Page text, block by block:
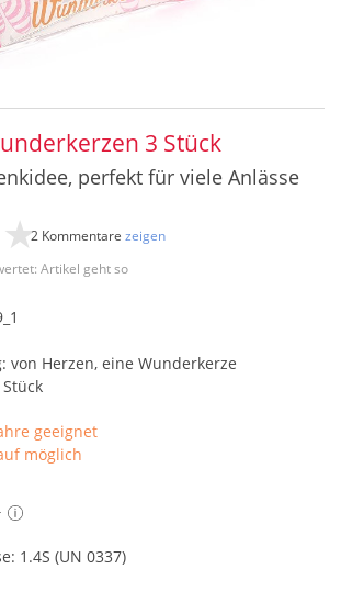
3 Stück
perfekt für viele Anlässe
Artikel geht so
2 Kommentare zeigen
von Herzen, eine Wunderkerze
geeignet
möglich
1.4S (UN 0337)